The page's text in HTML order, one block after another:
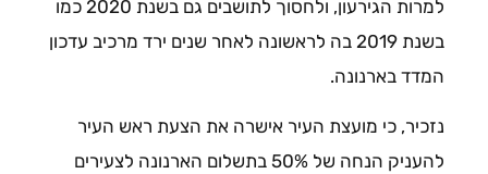
למרות הגירעון, ולחסוך לתושבים גם בשנת 2020 כמו
בשנת 2019 בה לראשונה לאחר שנים ירד מרכיב עדכון
המדד בארנונה.
נזכיר, כי מועצת העיר אישרה את הצעת ראש העיר
להעניק הנחה של 50% בתשלום הארנונה לצעירים